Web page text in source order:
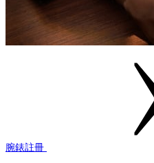
腕錶註冊